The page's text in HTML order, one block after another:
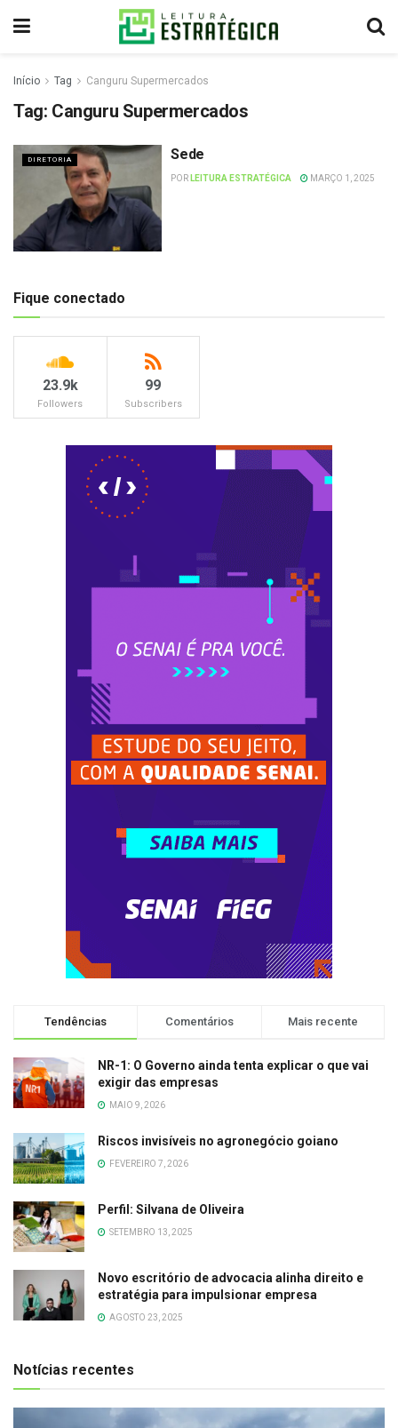
Início Tag Canguru Supermercados
Tag: Canguru Supermercados
DIRETORIA Sede
POR LEITURA ESTRATÉGICA MARÇO 1, 2025
Fique conectado
23.9k
Followers
99
Subscribers
Tendências Comentários Mais recente
NR-1: O Governo ainda tenta explicar o que vai
exigir das empresas
MAIO 9, 2026
Riscos invisíveis no agronegócio goiano
FEVEREIRO 7, 2026
Perfil: Silvana de Oliveira
SETEMBRO 13, 2025
Novo escritório de advocacia alinha direito e
estratégia para impulsionar empresa
AGOSTO 23, 2025
Notícias recentes